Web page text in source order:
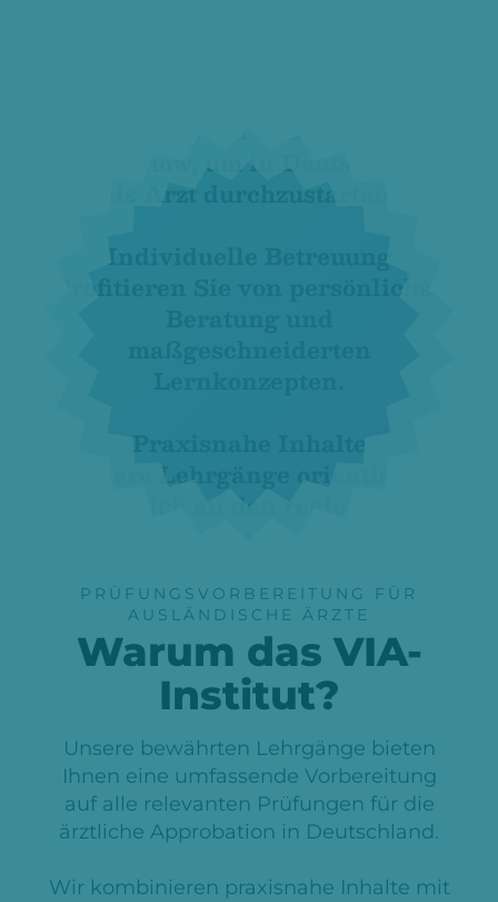
PRÜFUNGSVORBEREITUNG FÜR
AUSLÄNDISCHE ÄRZTE
Warum das VIA-
Institut?
Unsere bewährten Lehrgänge bieten
Ihnen eine umfassende Vorbereitung
auf alle relevanten Prüfungen für die
ärztliche Approbation in Deutschland.
Wir kombinieren praxisnahe Inhalte mit
Know-how, um in Deutschland
als Arzt durchzustarten.
Individuelle Betreuung
Profitieren Sie von persönlicher
Unsere Lehrgänge orientieren
sich an den realen